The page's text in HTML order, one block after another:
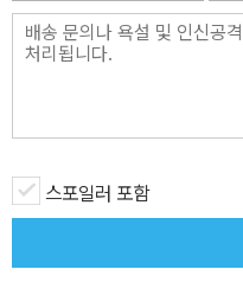
는 진한 여운을 남긴다.
스포일러 포함